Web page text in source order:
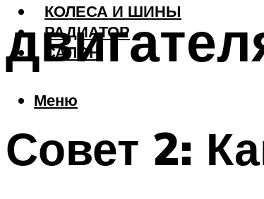
КОЛЕСА И ШИНЫ
РАДИАТОР
САЛОН
Меню
Совет 2: